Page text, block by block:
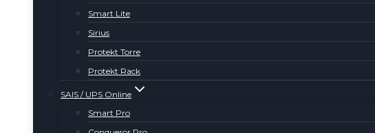
Smart Lite
Sirius
Protekt Torre
Protekt Rack
SAIS / UPS Online
Smart Pro